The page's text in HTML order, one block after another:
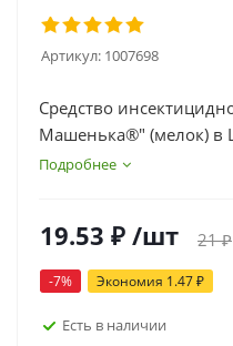
Артикул: 1007698
Средство
Машенька®" (мелок) в
Подробнее
19.53 ₽ /шт 21₽
-7% Экономия 1.47₽
Есть в наличии